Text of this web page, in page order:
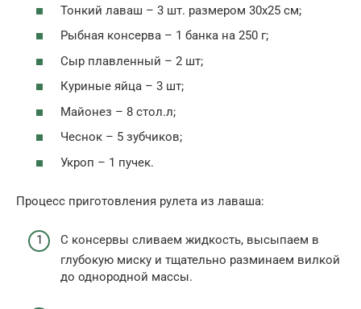
Тонкий лаваш – 3 шт. размером 30х25 см;
Рыбная консерва – 1 банка на 250 г;
Сыр плавленный – 2 шт;
Куриные яйца – 3 шт;
Майонез – 8 стол.л;
Чеснок – 5 зубчиков;
Укроп – 1 пучек.
Процесс приготовления рулета из лаваша:
С консервы сливаем жидкость, высыпаем в
глубокую миску и тщательно разминаем вилкой
до однородной массы.